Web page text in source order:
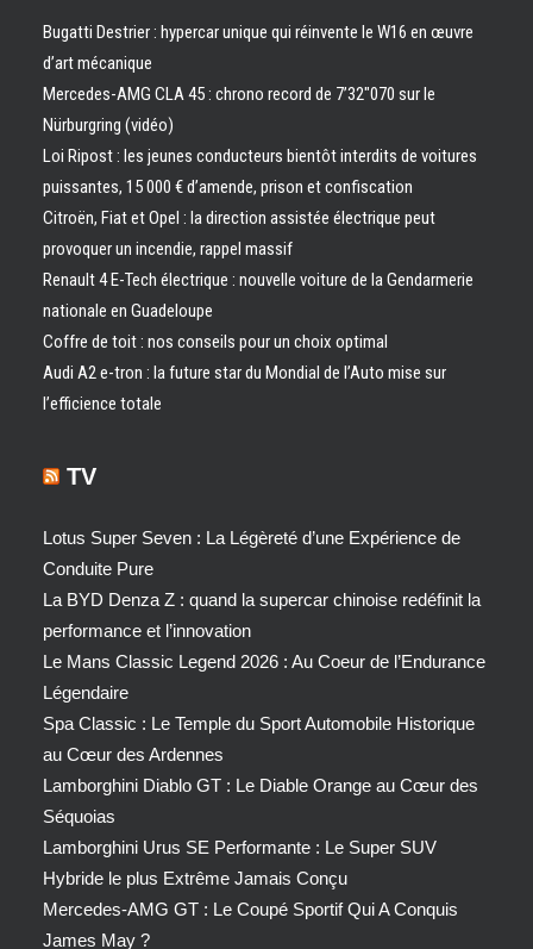
Bugatti Destrier : hypercar unique qui réinvente le W16 en œuvre
d’art mécanique
Mercedes-AMG CLA 45 : chrono record de 7’32″070 sur le
Nürburgring (vidéo)
Loi Ripost : les jeunes conducteurs bientôt interdits de voitures
puissantes, 15 000 € d’amende, prison et confiscation
Citroën, Fiat et Opel : la direction assistée électrique peut
provoquer un incendie, rappel massif
Renault 4 E-Tech électrique : nouvelle voiture de la Gendarmerie
nationale en Guadeloupe
Coffre de toit : nos conseils pour un choix optimal
Audi A2 e-tron : la future star du Mondial de l’Auto mise sur
l’efficience totale
TV
Lotus Super Seven : La Légèreté d’une Expérience de
Conduite Pure
La BYD Denza Z : quand la supercar chinoise redéfinit la
performance et l’innovation
Le Mans Classic Legend 2026 : Au Coeur de l’Endurance
Légendaire
Spa Classic : Le Temple du Sport Automobile Historique
au Cœur des Ardennes
Lamborghini Diablo GT : Le Diable Orange au Cœur des
Séquoias
Lamborghini Urus SE Performante : Le Super SUV
Hybride le plus Extrême Jamais Conçu
Mercedes-AMG GT : Le Coupé Sportif Qui A Conquis
James May ?